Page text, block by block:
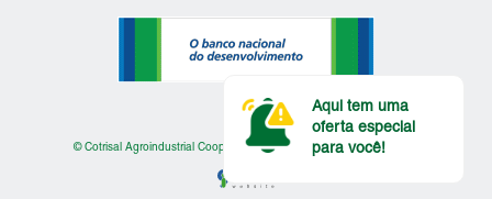
Aqui tem uma
oferta especial
para você!
© Cotrisal Agroindustrial Cooperativa - Todos os Direitos Reservados